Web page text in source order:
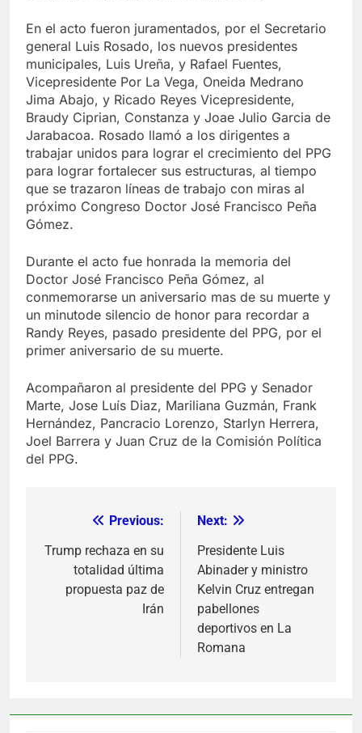
En el acto fueron juramentados, por el Secretario
general Luis Rosado, los nuevos presidentes
municipales, Luis Ureña, y Rafael Fuentes,
Vicepresidente Por La Vega, Oneida Medrano
Jima Abajo, y Ricado Reyes Vicepresidente,
Braudy Ciprian, Constanza y Joae Julio Garcia de
Jarabacoa. Rosado llamó a los dirigentes a
trabajar unidos para lograr el crecimiento del PPG
para lograr fortalecer sus estructuras, al tiempo
que se trazaron líneas de trabajo con miras al
próximo Congreso Doctor José Francisco Peña
Gómez.
Durante el acto fue honrada la memoria del
Doctor José Francisco Peña Gómez, al
conmemorarse un aniversario mas de su muerte y
un minutode silencio de honor para recordar a
Randy Reyes, pasado presidente del PPG, por el
primer aniversario de su muerte.
Acompañaron al presidente del PPG y Senador
Marte, Jose Luís Diaz, Mariliana Guzmán, Frank
Hernández, Pancracio Lorenzo, Starlyn Herrera,
Joel Barrera y Juan Cruz de la Comisión Política
del PPG.
Navegación
de
entradas
Previous:
Trump rechaza en su
totalidad última
propuesta paz de
Irán
Next:
Presidente Luis
Abinader y ministro
Kelvin Cruz entregan
pabellones
deportivos en La
Romana